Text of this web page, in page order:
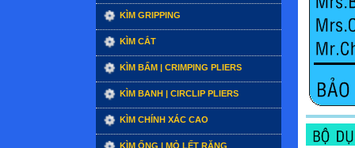
KÌM GRIPPING
KÌM CẮT
KÌM BẤM | CRIMPING PLIERS
KÌM BANH | CIRCLIP PLIERS
KÌM CHÍNH XÁC CAO
KÌM ỐNG | MỎ LẾT RĂNG